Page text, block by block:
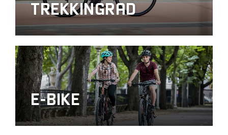
TREKKINGRAD
E-BIKE